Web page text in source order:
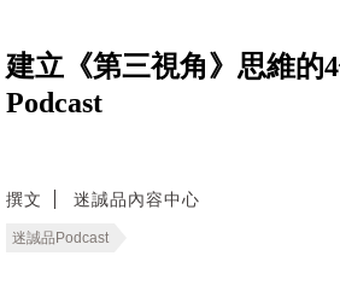
建立《第三視角》思維的
Podcast
撰文 迷誠品內容中心
迷誠品Podcast